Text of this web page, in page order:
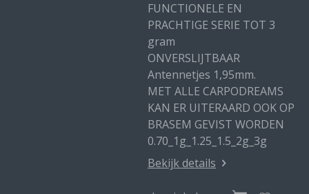
FUNCTIONELE EN
PRACHTIGE SERIE TOT 3
gram
ONVERSLIJTBAAR
Antennetjes 1,95mm.
MET ALLE CARPODREAMS
KAN ER UITERAARD OOK OP
BRASEM GEVIST WORDEN
0.70_1g_1.25_1.5_2g_3g
Bekijk details